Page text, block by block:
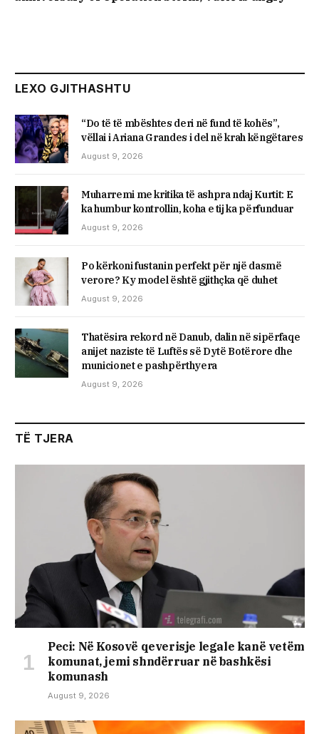
LEXO GJITHASHTU
“Do të të mbështes deri në fund të kohës”,
vëllai i Ariana Grandes i del në krah këngëtares
August 9, 2026
Muharremi me kritika të ashpra ndaj Kurtit: E
ka humbur kontrollin, koha e tij ka përfunduar
August 9, 2026
Po kërkoni fustanin perfekt për një dasmë
verore? Ky model është gjithçka që duhet
August 9, 2026
Thatësira rekord në Danub, dalin në sipërfaqe
anijet naziste të Luftës së Dytë Botërore dhe
municionet e pashpërthyera
August 9, 2026
TË TJERA
Peci: Në Kosovë qeverisje legale kanë vetëm
komunat, jemi shndërruar në bashkësi
komunash
August 9, 2026